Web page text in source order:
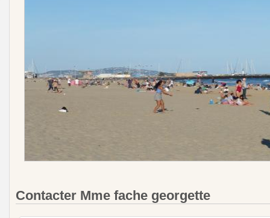
Contacter Mme fache georgette